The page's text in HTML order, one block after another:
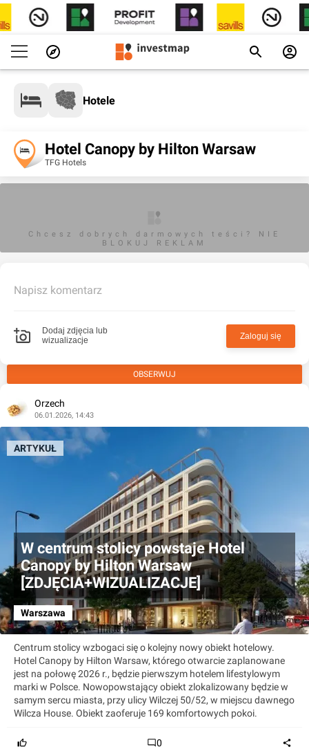
Hotele
Hotel Canopy by Hilton Warsaw
TFG Hotels
Chcesz dobrych darmowych teści? NIE
BLOKUJ REKLAM
Napisz komentarz
Dodaj zdjęcia lub
wizualizacje
Zaloguj się
OBSERWUJ
Orzech
06.01.2026, 14:43
W centrum stolicy powstaje Hotel
Canopy by Hilton Warsaw
[ZDJĘCIA+WIZUALIZACJE]
Warszawa
ARTYKUŁ
Centrum stolicy wzbogaci się o kolejny nowy obiekt hotelowy.
Hotel Canopy by Hilton Warsaw, którego otwarcie zaplanowane
jest na połowę 2026 r., będzie pierwszym hotelem lifestylowym
marki w Polsce. Nowopowstający obiekt zlokalizowany będzie w
samym sercu miasta, przy ulicy Wilczej 50/52, w miejscu dawnego
Wilcza House. Obiekt zaoferuje 169 komfortowych pokoi.
0